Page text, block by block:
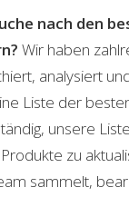
nach den
Wir haben
analysiert
Liste der
unsere Liste
zu
sammelt,